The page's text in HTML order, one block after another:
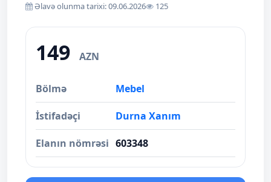
Əlavə olunma tarixi: 09.06.2026 125
149 AZN
Bölmə Mebel
İstifadəçi Durna Xanım
Elanın nömrəsi 603348